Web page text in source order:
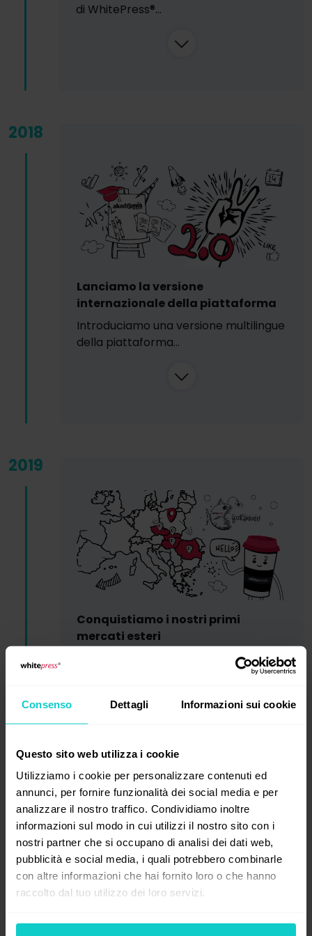
Consenso Dettagli Informazioni sui cookie
Questo sito web utilizza i cookie
Utilizziamo i cookie per personalizzare contenuti ed
annunci, per fornire funzionalità dei social media e per
analizzare il nostro traffico. Condividiamo inoltre
informazioni sul modo in cui utilizzi il nostro sito con i
nostri partner che si occupano di analisi dei dati web,
pubblicità e social media, i quali potrebbero combinarle
con altre informazioni che hai fornito loro o che hanno
raccolto dal tuo utilizzo dei loro servizi.
di WhitePress®...
2018
Lanciamo la versione
internazionale della piattaforma
Introduciamo una versione multilingue
della piattaforma...
2019
Conquistiamo i nostri primi
mercati esteri
Non ci fermiamo ai confini della
2020